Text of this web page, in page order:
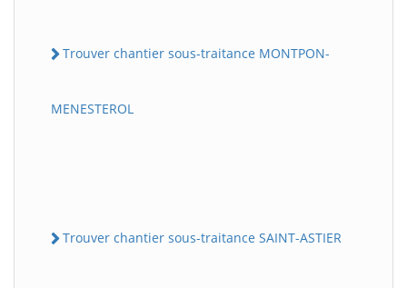
Trouver chantier sous-traitance MONTPON-
MENESTEROL
Trouver chantier sous-traitance SAINT-ASTIER